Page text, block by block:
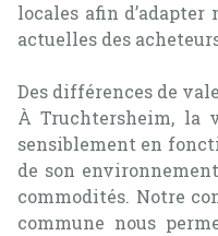
locales afin
actuelles des
Des différences de
À Truchtersheim, la
sensiblement en
de son
commodités. Notre
commune nous